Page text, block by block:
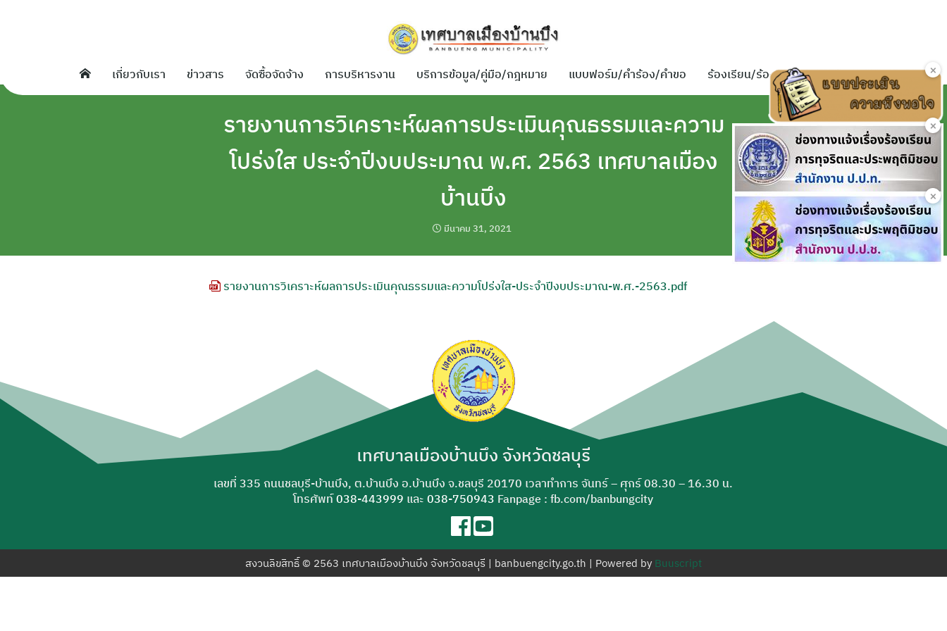
เกี่ยวกับเรา ข่าวสาร จัดซื้อจัดจ้าง การบริหารงาน บริการข้อมูล/คู่มือ/กฎหมาย แบบฟอร์ม/คำร้อง/คำขอ ร้องเรียน/ร้องทุกข์ ติดต่อเรา
รายงานการวิเคราะห์ผลการประเมินคุณธรรมและความ
โปร่งใส ประจำปีงบประมาณ พ.ศ. 2563 เทศบาลเมือง
บ้านบึง
มีนาคม 31, 2021
รายงานการวิเคราะห์ผลการประเมินคุณธรรมและความโปร่งใส-ประจำปีงบประมาณ-พ.ศ.-2563.pdf
เทศบาลเมืองบ้านบึง จังหวัดชลบุรี
เลขที่ 335 ถนนชลบุรี-บ้านบึง, ต.บ้านบึง อ.บ้านบึง จ.ชลบุรี 20170 เวลาทำการ จันทร์ – ศุกร์ 08.30 – 16.30 น.
โทรศัพท์038-443999 และ038-750943 Fanpage : fb.com/banbungcity
สงวนลิขสิทธิ์ © 2563 เทศบาลเมืองบ้านบึง จังหวัดชลบุรี | banbuengcity.go.th | Powered by Buuscript
×
×
×